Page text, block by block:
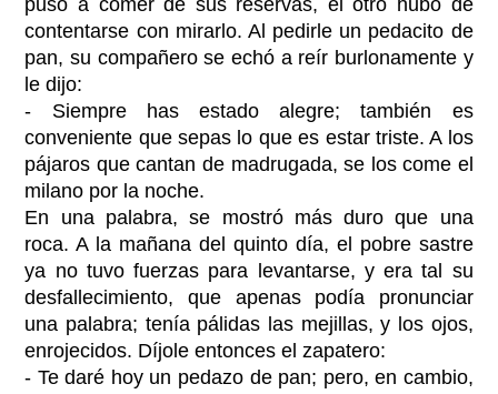
contentarse con mirarlo. Al pedirle un pedacito de
pan, su compañero se echó a reír burlonamente y
le dijo:
- Siempre has estado alegre; también es
conveniente que sepas lo que es estar triste. A los
pájaros que cantan de madrugada, se los come el
milano por la noche.
En una palabra, se mostró más duro que una
roca. A la mañana del quinto día, el pobre sastre
ya no tuvo fuerzas para levantarse, y era tal su
desfallecimiento, que apenas podía pronunciar
una palabra; tenía pálidas las mejillas, y los ojos,
enrojecidos. Díjole entonces el zapatero:
- Te daré hoy un pedazo de pan; pero, en cambio,